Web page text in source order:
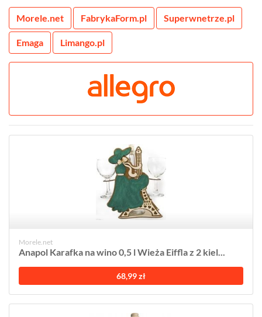
Morele.net FabrykaForm.pl Superwnetrze.pl
Emaga Limango.pl
Morele.net
Anapol Karafka na wino 0,5 l Wieża Eiffla z 2 kiel...
68,99 zł